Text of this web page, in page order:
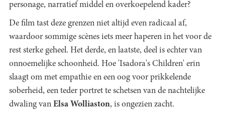
personage, narratief middel en overkoepelend kader?
De film tast deze grenzen niet altijd even radicaal af,
waardoor sommige scènes iets meer haperen in het voor de
rest sterke geheel. Het derde, en laatste, deel is echter van
onnoemelijke schoonheid. Hoe 'Isadora's Children' erin
slaagt om met empathie en een oog voor prikkelende
soberheid, een teder portret te schetsen van de nachtelijke
dwaling van Elsa Wolliaston, is ongezien zacht.